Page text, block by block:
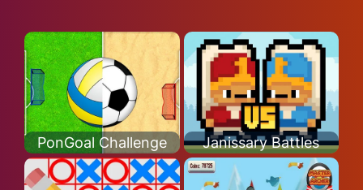
PonGoal Challenge Janissary Battles